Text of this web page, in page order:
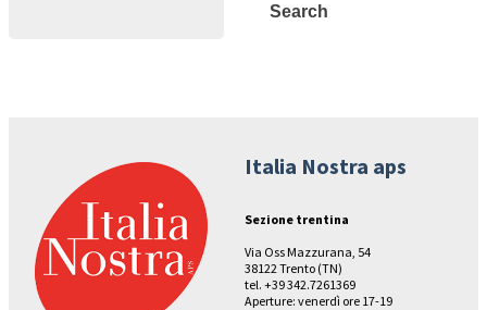
Search
Italia Nostra aps
Sezione trentina
Via Oss Mazzurana, 54
38122 Trento (TN)
tel. +39 342.7261369
Aperture: venerdì ore 17-19